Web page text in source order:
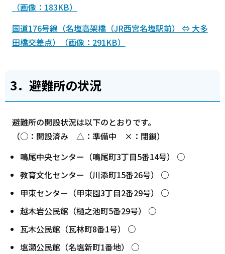
（画像：183KB）
国道176号線（名塩高架橋（JR西宮名塩駅前） ⇔ 大多
田橋交差点）（画像：291KB）
3．避難所の状況
避難所の開設状況は以下のとおりです。
（○：開設済み △：準備中 ×：閉鎖）
鳴尾中央センター（鳴尾町3丁目5番14号） ○
教育文化センター（川添町15番26号） ○
甲東センター（甲東園3丁目2番29号） ○
越木岩公民館（樋之池町5番29号） ○
瓦木公民館（瓦林町8番1号） ○
塩瀬公民館（名塩新町1番地） ○